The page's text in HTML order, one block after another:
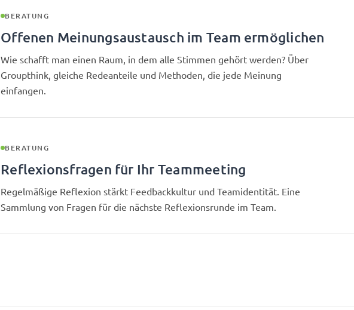
BERATUNG
Offenen Meinungsaustausch im Team ermöglichen
Wie schafft man einen Raum, in dem alle Stimmen gehört werden? Über
Groupthink, gleiche Redeanteile und Methoden, die jede Meinung
einfangen.
BERATUNG
Reflexionsfragen für Ihr Teammeeting
Regelmäßige Reflexion stärkt Feedbackkultur und Teamidentität. Eine
Sammlung von Fragen für die nächste Reflexionsrunde im Team.